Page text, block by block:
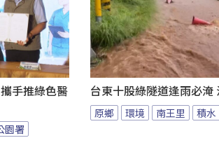
手推綠色醫
園署
台東十股綠隧道逢雨必淹
原鄉 環境 南王里 積水